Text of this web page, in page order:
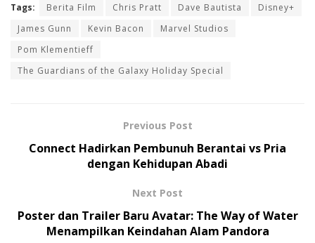
Tags: Berita Film Chris Pratt Dave Bautista
Disney+
James Gunn
Kevin Bacon
Marvel Studios
Pom Klementieff
The Guardians of the Galaxy Holiday Special
Previous Post
Connect Hadirkan Pembunuh Berantai vs Pria
dengan Kehidupan Abadi
Next Post
Poster dan Trailer Baru Avatar: The Way of Water
Menampilkan Keindahan Alam Pandora